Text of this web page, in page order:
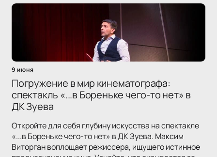
9 июня
Погружение в мир кинематографа:
спектакль «...в Бореньке чего-то нет» в
ДК Зуева
Откройте для себя глубину искусства на спектакле
«...в Бореньке чего-то нет» в ДК Зуева. Максим
Виторган воплощает режиссера, ищущего истинное